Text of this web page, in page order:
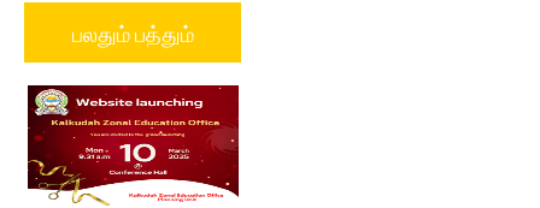
பலதும் பத்தும்